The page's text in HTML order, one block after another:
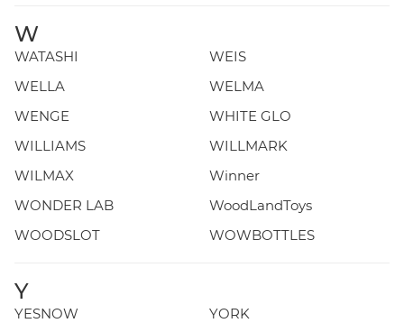
W
WATASHI
WEIS
WELLA
WELMA
WENGE
WHITE GLO
WILLIAMS
WILLMARK
WILMAX
Winner
WONDER LAB
WoodLandToys
WOODSLOT
WOWBOTTLES
Y
YESNOW
YORK